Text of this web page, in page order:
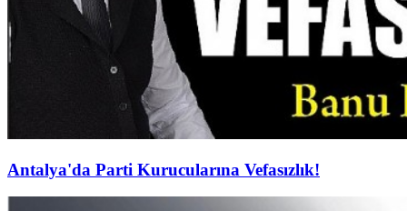
Antalya'da Parti Kurucularına Vefasızlık!